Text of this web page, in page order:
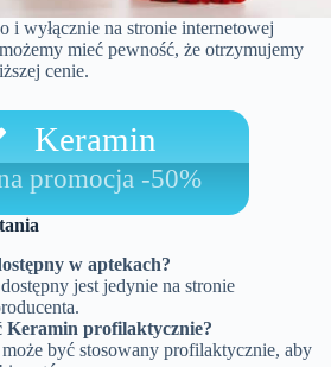
i wyłącznie na stronie internetowej
mieć pewność, że otrzymujemy
cenie.
Keramin
promocja -50%
w aptekach?
jest jedynie na stronie
Keramin profilaktycznie?
być stosowany profilaktycznie, aby